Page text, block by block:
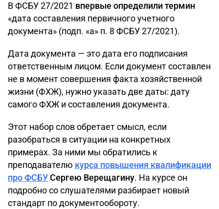
В ФСБУ 27/2021 впервые определили термин
«дата составления первичного учетного
документа» (подп. «а» п. 8 ФСБУ 27/2021).
Дата документа — это дата его подписания
ответственным лицом. Если документ составлен
не в момент совершения факта хозяйственной
жизни (ФХЖ), нужно указать две даты: дату
самого ФХЖ и составления документа.
Этот набор слов обретает смысл, если
разобраться в ситуации на конкретных
примерах. За ними мы обратились к
преподавателю курса повышения квалификации
про ФСБУСергею Верещагину. На курсе он
подробно со слушателями разбирает новый
стандарт по документообороту.